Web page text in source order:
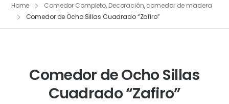
Home Comedor Completo, Decoración,comedor de madera
Comedor de Ocho Sillas Cuadrado “Zafiro”
Comedor de Ocho Sillas
Cuadrado “Zafiro”